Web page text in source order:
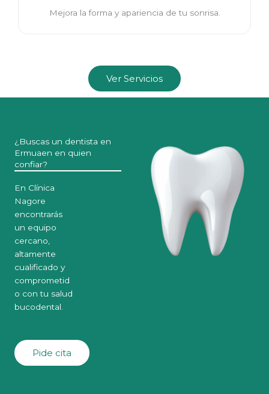
Mejora la forma y apariencia de tu sonrisa.
Ver Servicios
¿Buscas un dentista en
Ermuaen en quien
confiar?
En Clínica
Nagore
encontrarás
un equipo
cercano,
altamente
cualificado y
comprometid
o con tu salud
bucodental.
Pide cita